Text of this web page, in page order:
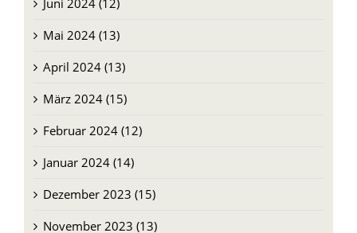
Juni 2024 (12)
Mai 2024 (13)
April 2024 (13)
März 2024 (15)
Februar 2024 (12)
Januar 2024 (14)
Dezember 2023 (15)
November 2023 (13)